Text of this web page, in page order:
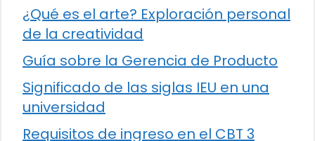
¿Qué es el arte? Exploración personal
de la creatividad
Guía sobre la Gerencia de Producto
Significado de las siglas IEU en una
universidad
Requisitos de ingreso en el CBT 3